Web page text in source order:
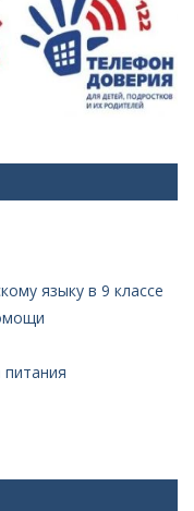
языку в 9 классе
питания